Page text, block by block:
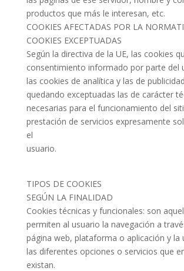
productos que más le interesan, etc.
COOKIES AFECTADAS POR LA
COOKIES EXCEPTUADAS
Según la directiva de la UE, las cookies
consentimiento informado por parte del
las cookies de analítica y las de
quedando exceptuadas las de carácter
necesarias para el funcionamiento del
prestación de servicios expresamente
el
usuario.
TIPOS DE COOKIES
SEGÚN LA FINALIDAD
Cookies técnicas y funcionales: son
permiten al usuario la navegación a
página web, plataforma o aplicación y la
las diferentes opciones o servicios que
existan.